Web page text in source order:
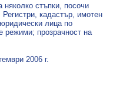
няколко стъпки, посочи
кадастър, имотен
лица по
режими; прозрачност на
2006 г.